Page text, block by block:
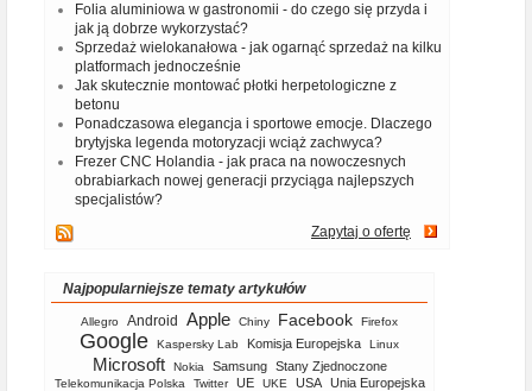
Folia aluminiowa w gastronomii - do czego się przyda i
jak ją dobrze wykorzystać?
Sprzedaż wielokanałowa - jak ogarnąć sprzedaż na kilku
platformach jednocześnie
Jak skutecznie montować płotki herpetologiczne z
betonu
Ponadczasowa elegancja i sportowe emocje. Dlaczego
brytyjska legenda motoryzacji wciąż zachwyca?
Frezer CNC Holandia - jak praca na nowoczesnych
obrabiarkach nowej generacji przyciąga najlepszych
specjalistów?
Zapytaj o ofertę
Najpopularniejsze tematy artykułów
Allegro Android Apple Chiny Facebook Firefox
Google Kaspersky Lab Komisja Europejska Linux
Microsoft Nokia Samsung Stany Zjednoczone
Telekomunikacja Polska Twitter UE UKE USA Unia Europejska